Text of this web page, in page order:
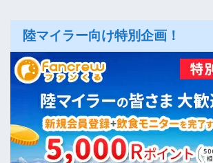
陸マイラー向け特別企画！